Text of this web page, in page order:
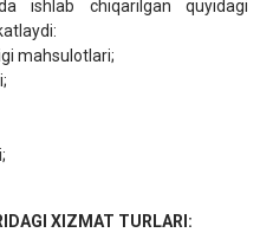
ishlab chiqarilgan quyidagi
mahsulotlari;
XIZMAT TURLARI: